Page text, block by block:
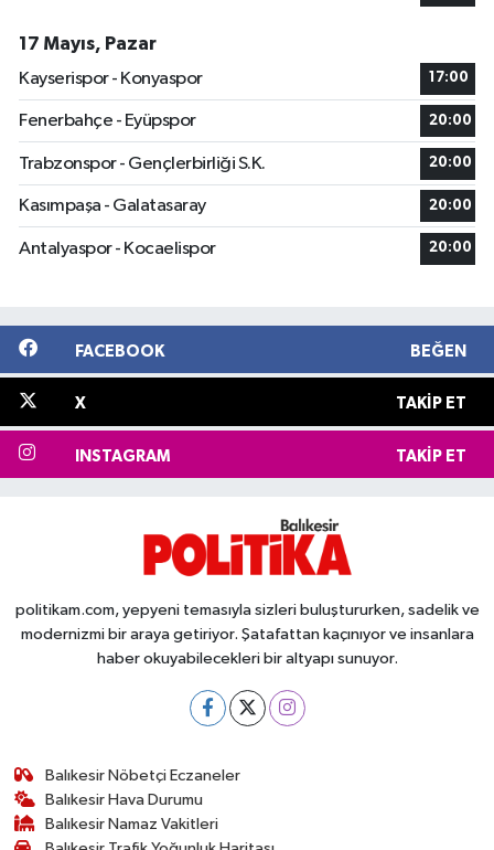
17 Mayıs, Pazar
Kayserispor - Konyaspor
17:00
Fenerbahçe - Eyüpspor 20:00
Trabzonspor - Gençlerbirliği S.K. 20:00
Kasımpaşa - Galatasaray 20:00
Antalyaspor - Kocaelispor 20:00
FACEBOOK BEĞEN
X TAKIP ET
INSTAGRAM TAKIP ET
politikam.com, yepyeni temasıyla sizleri buluştururken, sadelik ve
modernizmi bir araya getiriyor. Şatafattan kaçınıyor ve insanlara
haber okuyabilecekleri bir altyapı sunuyor.
Balıkesir Nöbetçi Eczaneler
Balıkesir Hava Durumu
Balıkesir Namaz Vakitleri